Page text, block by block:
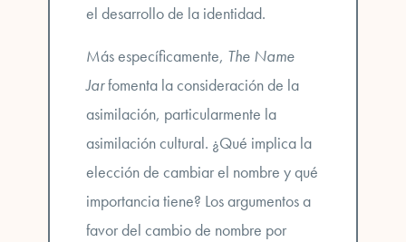
el desarrollo de la identidad.
Más específicamente, The Name
Jarfomenta la consideración de la
asimilación, particularmente la
asimilación cultural. ¿Qué implica la
elección de cambiar el nombre y qué
importancia tiene? Los argumentos a
favor del cambio de nombre por